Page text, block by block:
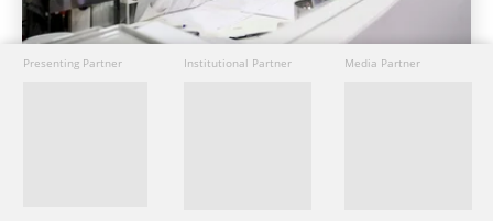
Presenting Partner Institutional Partner Media Partner